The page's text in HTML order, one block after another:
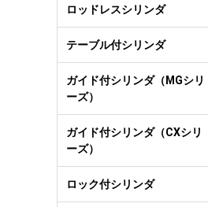
ロッドレスシリンダ
テーブル付シリンダ
ガイド付シリンダ（MGシリ
ーズ）
ガイド付シリンダ（CXシリ
ーズ）
ロック付シリンダ